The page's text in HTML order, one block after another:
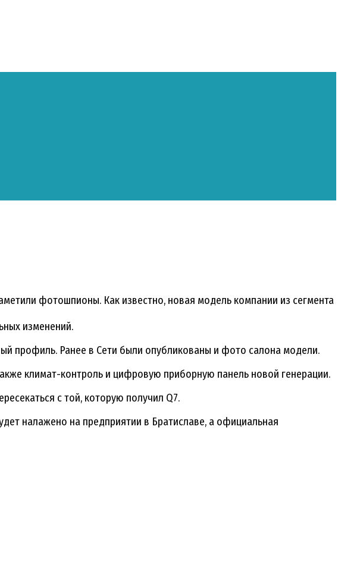
фотошпионы. Как известно, новая модель компании из сегмента
изменений.
профиль. Ранее в Сети были опубликованы и фото салона модели.
климат-контроль и цифровую приборную панель новой генерации.
с той, которую получил Q7.
налажено на предприятии в Братиславе, а официальная